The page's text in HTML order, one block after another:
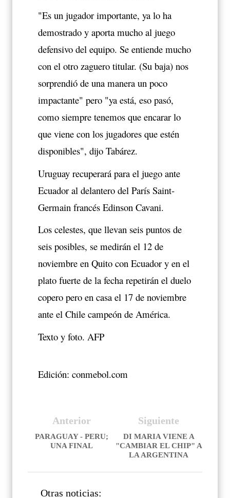
"Es un jugador importante, ya lo ha
demostrado y aporta mucho al juego
defensivo del equipo. Se entiende mucho
con el otro zaguero titular. (Su baja) nos
sorprendió de una manera un poco
impactante" pero "ya está, eso pasó,
como siempre tenemos que encarar lo
que viene con los jugadores que estén
disponibles", dijo Tabárez.
Uruguay recuperará para el juego ante
Ecuador al delantero del París Saint-
Germain francés Edinson Cavani.
Los celestes, que llevan seis puntos de
seis posibles, se medirán el 12 de
noviembre en Quito con Ecuador y en el
plato fuerte de la fecha repetirán el duelo
copero pero en casa el 17 de noviembre
ante el Chile campeón de América.
Texto y foto. AFP
Edición: conmebol.com
Siguiente
DI MARIA VIENE A
"CAMBIAR EL CHIP" A
LA ARGENTINA
Anterior
PARAGUAY - PERU;
UNA FINAL
Otras noticias: